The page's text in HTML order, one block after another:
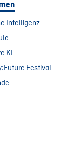
Intelligenz
KI
Festival